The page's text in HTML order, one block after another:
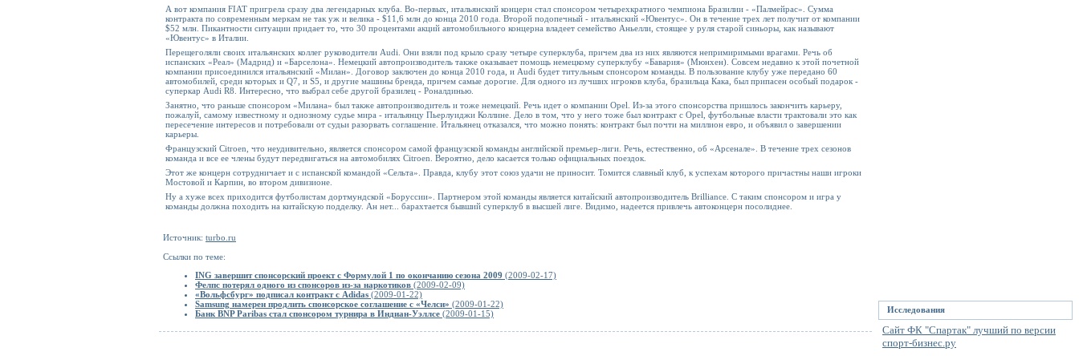
А вот компания FIAT пригрела сразу два легендарных клуба. Во-первых, итальянский концерн стал спонсором четырехкратного чемпиона Бразилии - «Палмейрас». Сумма
контракта по современным меркам не так уж и велика - $11,6 млн до конца 2010 года. Второй подопечный - итальянский «Ювентус». Он в течение трех лет получит от компании
$52 млн. Пикантности ситуации придает то, что 30 процентами акций автомобильного концерна владеет семейство Аньелли, стоящее у руля старой синьоры, как называют
«Ювентус» в Италии.
Перещеголяли своих итальянских коллег руководители Audi. Они взяли под крыло сразу четыре суперклуба, причем два из них являются непримиримыми врагами. Речь об
испанских «Реал» (Мадрид) и «Барселона». Немецкий автопроизводитель также оказывает помощь немецкому суперклубу «Бавария» (Мюнхен). Совсем недавно к этой почетной
компании присоединился итальянский «Милан». Договор заключен до конца 2010 года, и Audi будет титульным спонсором команды. В пользование клубу уже передано 60
автомобилей, среди которых и Q7, и S5, и другие машины бренда, причем самые дорогие. Для одного из лучших игроков клуба, бразильца Кака, был припасен особый подарок -
суперкар Audi R8. Интересно, что выбрал себе другой бразилец - Роналдинью.
Занятно, что раньше спонсором «Милана» был также автопроизводитель и тоже немецкий. Речь идет о компании Opel. Из-за этого спонсорства пришлось закончить карьеру,
пожалуй, самому известному и одиозному судье мира - итальянцу Пьерлуиджи Коллине. Дело в том, что у него тоже был контракт с Opel, футбольные власти трактовали это как
пересечение интересов и потребовали от судьи разорвать соглашение. Итальянец отказался, что можно понять: контракт был почти на миллион евро, и объявил о завершении
карьеры.
Французский Citroen, что неудивительно, является спонсором самой французской команды английской премьер-лиги. Речь, естественно, об «Арсенале». В течение трех сезонов
команда и все ее члены будут передвигаться на автомобилях Citroen. Вероятно, дело касается только официальных поездок.
Этот же концерн сотрудничает и с испанской командой «Сельта». Правда, клубу этот союз удачи не приносит. Томится славный клуб, к успехам которого причастны наши игроки
Мостовой и Карпин, во втором дивизионе.
Ну а хуже всех приходится футболистам дортмундской «Боруссии». Партнером этой команды является китайский автопроизводитель Brilliance. С таким спонсором и игра у
команды должна походить на китайскую подделку. Ан нет... барахтается бывший суперклуб в высшей лиге. Видимо, надеется привлечь автоконцерн посолиднее.
Источник: turbo.ru
Ссылки по теме:
ING завершит спонсорский проект с Формулой 1 по окончанию сезона 2009 (2009-02-17)
Фелпс потерял одного из спонсоров из-за наркотиков (2009-02-09)
«Вольфсбург» подписал контракт с Adidas (2009-01-22)
Samsung намерен продлить спонсорское соглашение с «Челси» (2009-01-22)
Банк BNP Paribas стал спонсором турнира в Индиан-Уэллсе (2009-01-15) Исследования
Сайт ФК "Спартак" лучший по версии
спорт-бизнес.ру